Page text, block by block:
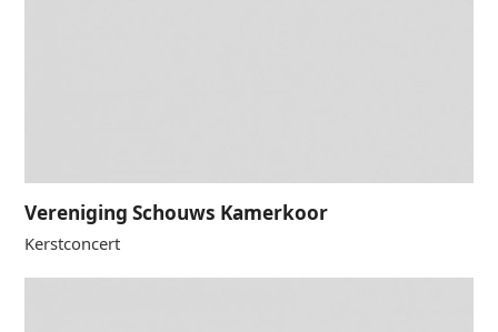
Vereniging Schouws Kamerkoor
Kerstconcert